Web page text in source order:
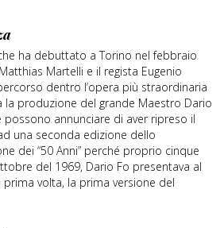
ha debuttato a Torino nel febbraio
Martelli e il regista Eugenio
dentro l’opera più straordinaria
produzione del grande Maestro Dario
possono annunciare di aver ripreso il
una seconda edizione dello
dei “50 Anni” perché proprio cinque
del 1969, Dario Fo presentava al
volta, la prima versione del